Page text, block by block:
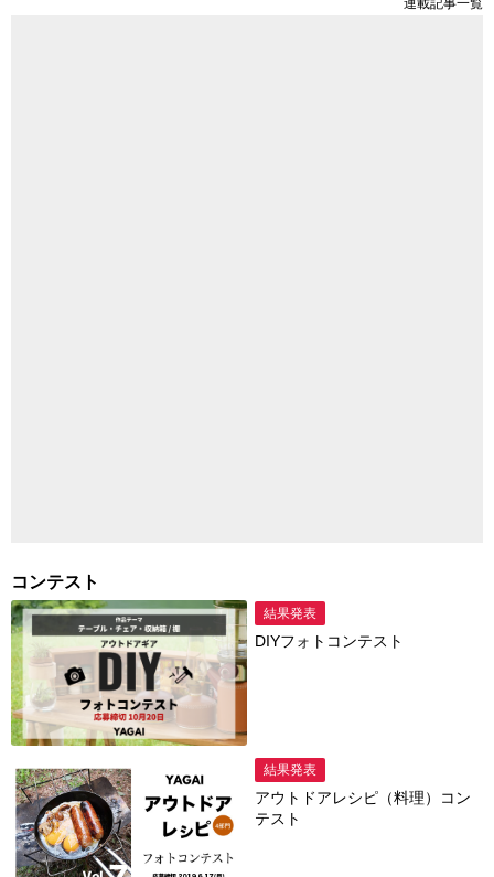
コンテスト
結果発表
DIYフォトコンテスト
結果発表
アウトドアレシピ（料理）コン
テスト